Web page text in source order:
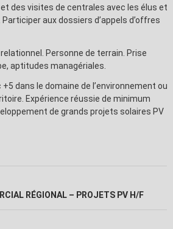
des visites de centrales avec les élus et
aux dossiers d’appels d’offres
Personne de terrain. Prise
aptitudes managériales.
dans le domaine de l’environnement ou
Expérience réussie de minimum
de grands projets solaires PV
RÉGIONAL – PROJETS PV H/F